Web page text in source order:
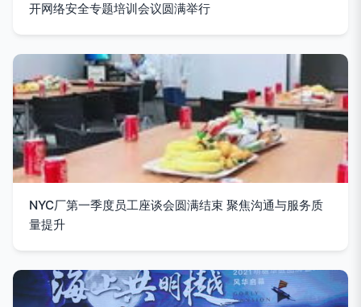
开网络安全专题培训会议圆满举行
NYC厂第一季度员工座谈会圆满结束 聚焦沟通与服务质
量提升